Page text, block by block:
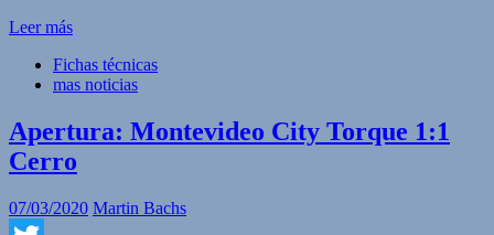
Leer más
Fichas técnicas
mas noticias
Apertura: Montevideo City Torque 1:1
Cerro
07/03/2020 Martin Bachs